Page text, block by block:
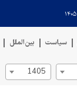
سیاست بین‌الملل
1405